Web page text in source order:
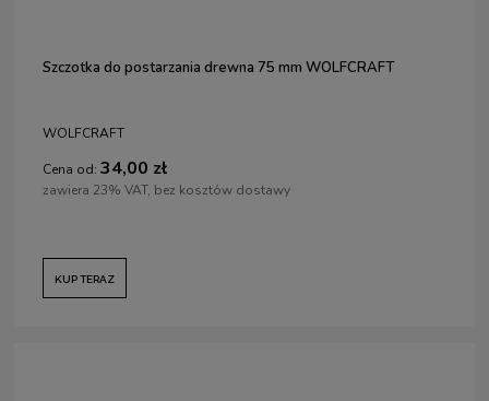
Szczotka do postarzania drewna 75 mm WOLFCRAFT
WOLFCRAFT
Cena od: 34,00 zł
zawiera 23% VAT, bez kosztów dostawy
KUP TERAZ